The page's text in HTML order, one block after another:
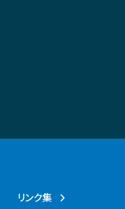
リンク集